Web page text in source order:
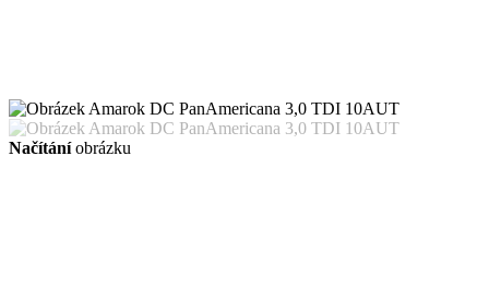
Načítáníobrázku